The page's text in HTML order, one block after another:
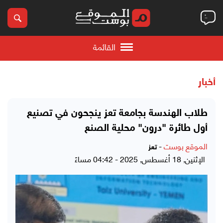
القائمة
أخبار
طلاب الهندسة بجامعة تعز ينجحون في تصنيع
أول طائرة "درون" محلية الصنع
الموقع بوست-تعز
الإثنين, 18 أغسطس, 2025 - 04:42 مساءً